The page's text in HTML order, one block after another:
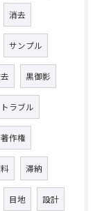
消去
サンプル
黒御影
トラブル
著作権
滞納
目地 設計